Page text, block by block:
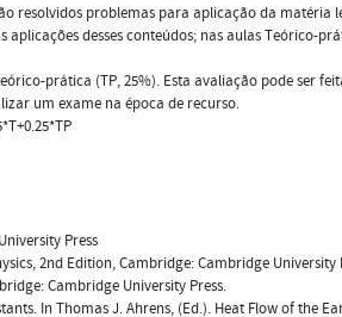
resolvidos problemas para aplicação da matéria
desses conteúdos; nas aulas Teórico-
prática (TP, 25%). Esta avaliação pode ser
um exame na época de recurso.
Press
2nd Edition, Cambridge: Cambridge University
Cambridge University Press.
In Thomas J. Ahrens, (Ed.). Heat Flow of the